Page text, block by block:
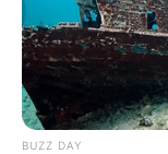
BUZZ DAY